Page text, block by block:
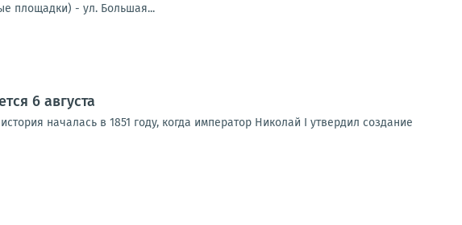
площадки) - ул. Большая...
6 августа
началась в 1851 году, когда император Николай I утвердил создание